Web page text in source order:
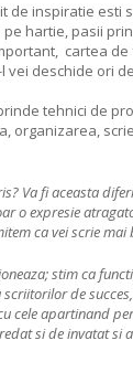
de inspiratie esti
hartie, pasii
cartea
vei deschide ori
tehnici de
organizarea,
Va fi aceasta
o expresie
ca vei scrie
stim ca
de
cele apartinand
si de invatat si